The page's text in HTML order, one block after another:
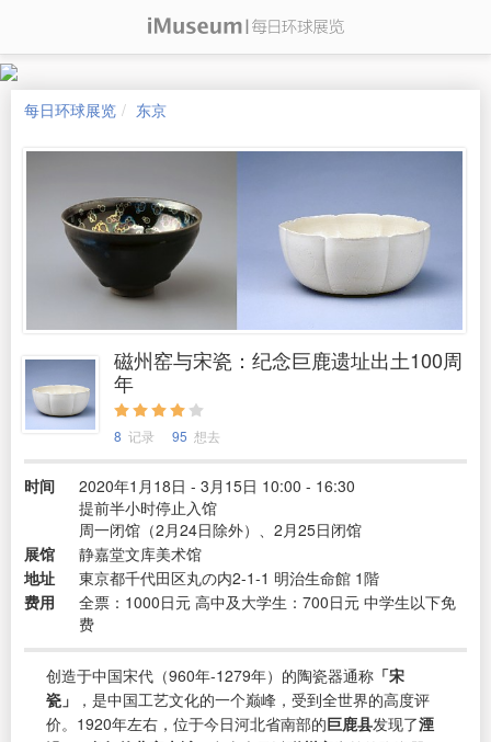
每日环球展览 东京
磁州窑与宋瓷：纪念巨鹿遗址出土100周
年
8 记录 95 想去
时间
2020年1月18日 - 3月15日 10:00 - 16:30
提前半小时停止入馆
周一闭馆（2月24日除外）、2月25日闭馆
展馆
静嘉堂文库美术馆
地址
東京都千代田区丸の内2-1-1 明治生命館 1階
费用
全票：1000日元 高中及大学生：700日元 中学生以下免
费
创造于中国宋代（960年-1279年）的陶瓷器通称 「宋
瓷」
，是中国工艺文化的一个巅峰，受到全世界的高度评
价。1920年左右，位于今日河北省南部的巨鹿县发现了湮